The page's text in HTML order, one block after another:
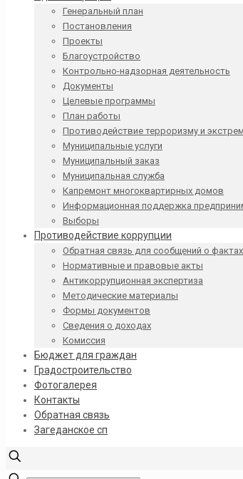
Генеральный план
Постановления
Проекты
Благоустройство
Контрольно-надзорная деятельность
Документы
Целевые программы
План работы
Противодействие терроризму и
Муниципальные услуги
Муниципальный заказ
Муниципальная служба
Капремонт многоквартирных домов
Информационная поддержка
Выборы
Противодействие коррупции
Обратная связь для сообщений о
Нормативные и правовые акты
Антикоррупционная экспертиза
Методические материалы
Формы документов
Сведения о доходах
Комиссия
Бюджет для граждан
Градостроительство
Фотогалерея
Контакты
Обратная связь
Загеданское сп